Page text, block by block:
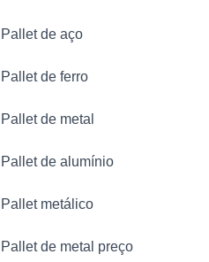
Pallet de aço
Pallet de ferro
Pallet de metal
Pallet de alumínio
Pallet metálico
Pallet de metal preço